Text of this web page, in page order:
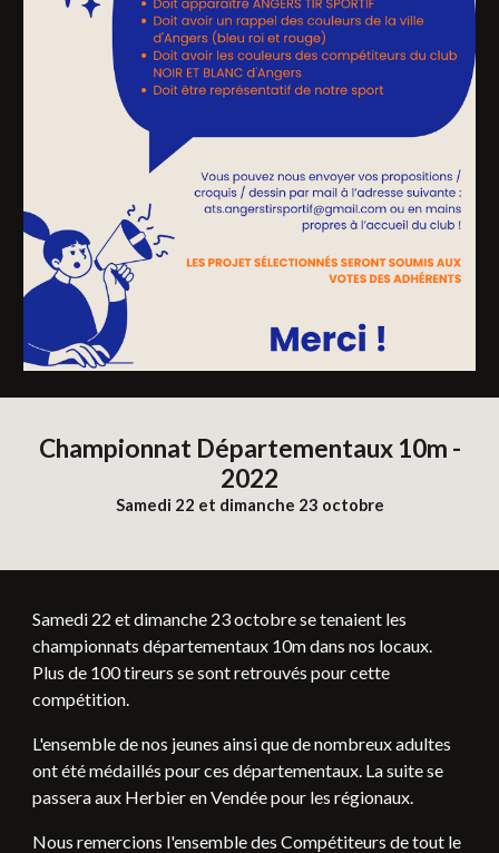
Championnat Départementaux 10m -
2022
Samedi 22 et dimanche 23 octobre
Samedi 22 et dimanche 23 octobre se tenaient les
championnats départementaux 10m dans nos locaux.
Plus de 100 tireurs se sont retrouvés pour cette
compétition.
L'ensemble de nos jeunes ainsi que de nombreux adultes
ont été médaillés pour ces départementaux. La suite se
passera aux Herbier en Vendée pour les régionaux.
Nous remercions l'ensemble des Compétiteurs de tout le